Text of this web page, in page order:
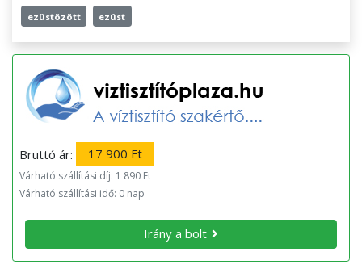
ezüstözött ezüst
Bruttó ár: 17 900 Ft
Várható szállítási díj: 1 890 Ft
Várható szállítási idő: 0 nap
Irány a bolt